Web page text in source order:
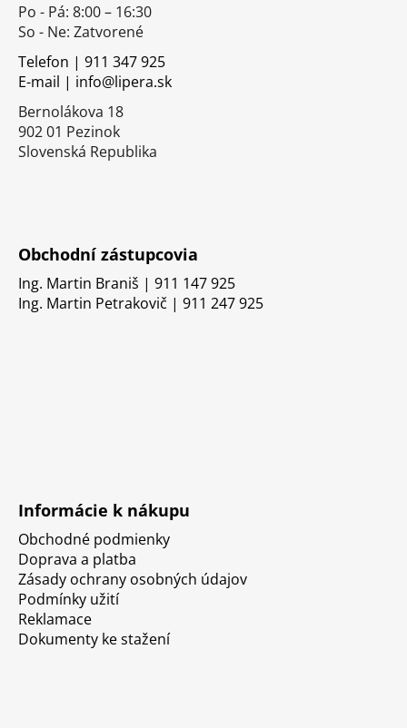
Po - Pá: 8:00 – 16:30
So - Ne: Zatvorené
Telefon | 911 347 925
E-mail | info@lipera.sk
Bernolákova 18
902 01 Pezinok
Slovenská Republika
Obchodní zástupcovia
Ing. Martin Braniš | 911 147 925
Ing. Martin Petrakovič | 911 247 925
Informácie k nákupu
Obchodné podmienky
Doprava a platba
Zásady ochrany osobných údajov
Podmínky užití
Reklamace
Dokumenty ke stažení